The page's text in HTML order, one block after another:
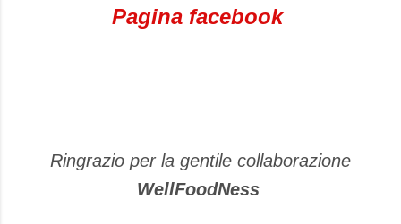
Pagina facebook
Ringrazio per la gentile collaborazione
WellFoodNess